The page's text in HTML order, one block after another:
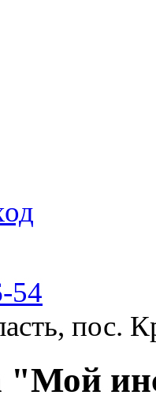
54
пос.
"Мой